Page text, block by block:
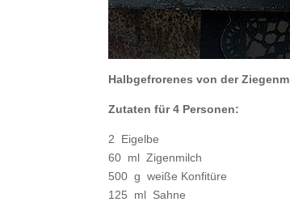
Halbgefrorenes von der
Zutaten für 4 Personen:
2 Eigelbe
60 ml Zigenmilch
500 g weiße Konfitüre
125 ml Sahne